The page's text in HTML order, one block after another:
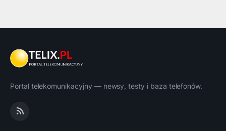
Portal telekomunikacyjny — newsy, testy i baza telefonów.